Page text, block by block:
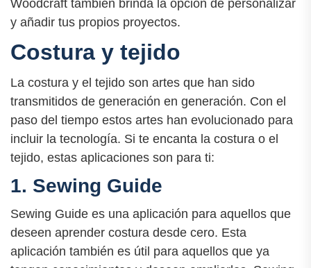
Woodcraft también brinda la opción de personalizar
y añadir tus propios proyectos.
Costura y tejido
La costura y el tejido son artes que han sido
transmitidos de generación en generación. Con el
paso del tiempo estos artes han evolucionado para
incluir la tecnología. Si te encanta la costura o el
tejido, estas aplicaciones son para ti:
1. Sewing Guide
Sewing Guide es una aplicación para aquellos que
deseen aprender costura desde cero. Esta
aplicación también es útil para aquellos que ya